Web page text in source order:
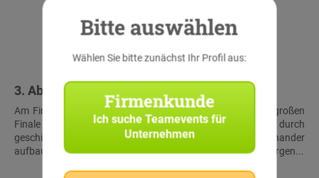
3. Abschluss & Schatzfund
Am Finalort treffen alle Teams wieder aufeinander. Beim großen
Finale müssen die Teilnehmer noch einmal alles geben, um durch
geschickte Kombination der Lösungen der aufeinander
aufbauenden Rätsel gemeinsam den virtuellen Schatz zu bergen...
Bitte auswählen
Wählen Sie bitte zunächst Ihr Profil aus:
Firmenkunde
Ich sucheTeamevents für
Unternehmen